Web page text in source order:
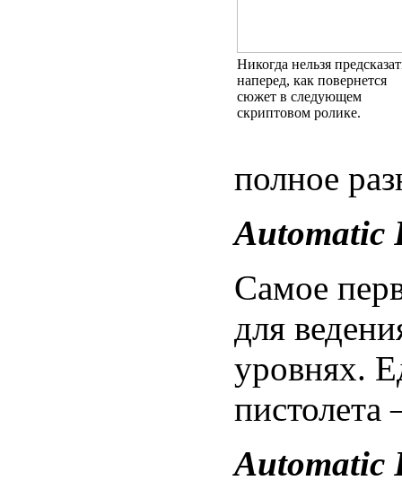
Никогда нельзя
наперед, как повернется
сюжет в следующем
скриптовом ролике.
полное
Automatic
Самое
для
уровнях.
пистолета
Automatic